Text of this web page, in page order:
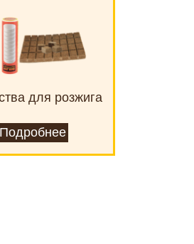
для розжига
Подробнее